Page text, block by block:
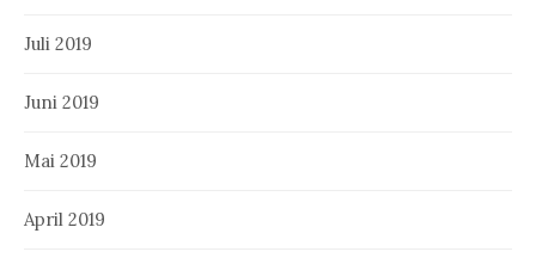
Juli 2019
Juni 2019
Mai 2019
April 2019